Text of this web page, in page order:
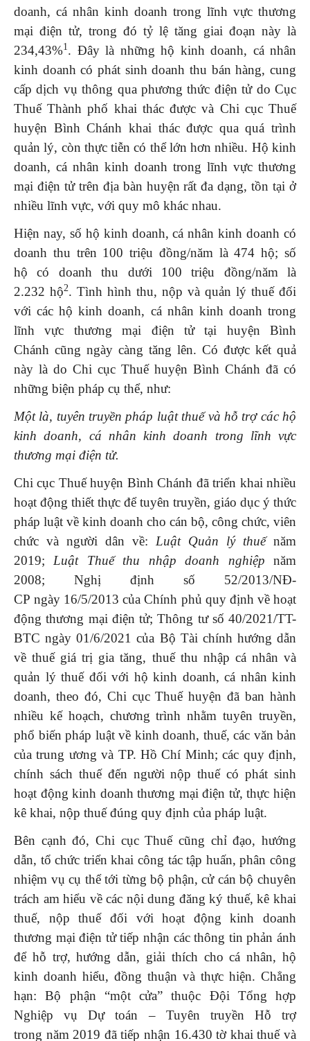
doanh, cá nhân kinh doanh trong lĩnh vực thương
mại điện tử, trong đó tỷ lệ tăng giai đoạn này là
234,43%1. Đây là những hộ kinh doanh, cá nhân
kinh doanh có phát sinh doanh thu bán hàng, cung
cấp dịch vụ thông qua phương thức điện tử do Cục
Thuế Thành phố khai thác được và Chi cục Thuế
huyện Bình Chánh khai thác được qua quá trình
quản lý, còn thực tiễn có thể lớn hơn nhiều. Hộ kinh
doanh, cá nhân kinh doanh trong lĩnh vực thương
mại điện tử trên địa bàn huyện rất đa dạng, tồn tại ở
nhiều lĩnh vực, với quy mô khác nhau.
Hiện nay, số hộ kinh doanh, cá nhân kinh doanh có
doanh thu trên 100 triệu đồng/năm là 474 hộ; số
hộ có doanh thu dưới 100 triệu đồng/năm là
2.232 hộ2. Tình hình thu, nộp và quản lý thuế đối
với các hộ kinh doanh, cá nhân kinh doanh trong
lĩnh vực thương mại điện tử tại huyện Bình
Chánh cũng ngày càng tăng lên. Có được kết quả
này là do Chi cục Thuế huyện Bình Chánh đã có
những biện pháp cụ thể, như:
Mộtlà, tuyên truyền pháp luật thuế và hỗ trợ các hộ
kinh doanh, cá nhân kinh doanh trong lĩnh vực
thương mại điện tử.
Chi cục Thuế huyện Bình Chánh đã triển khai nhiều
hoạt động thiết thực để tuyên truyền, giáo dục ý thức
pháp luật về kinh doanh cho cán bộ, công chức, viên
chức và người dân về: Luật Quản lý thuếnăm
2019; Luật Thuế thu nhập doanh nghiệp năm
2008; Nghị định số 52/2013/NĐ-
CP ngày 16/5/2013 của Chính phủ quy định về hoạt
động thương mại điện tử; Thông tư số 40/2021/TT-
BTC ngày 01/6/2021 của Bộ Tài chính hướng dẫn
về thuế giá trị gia tăng, thuế thu nhập cá nhân và
quản lý thuế đối với hộ kinh doanh, cá nhân kinh
doanh, theo đó, Chi cục Thuế huyện đã ban hành
nhiều kế hoạch, chương trình nhằm tuyên truyền,
phổ biến pháp luật về kinh doanh, thuế, các văn bản
của trung ương và TP. Hồ Chí Minh; các quy định,
chính sách thuế đến người nộp thuế có phát sinh
hoạt động kinh doanh thương mại điện tử, thực hiện
kê khai, nộp thuế đúng quy định của pháp luật.
Bên cạnh đó, Chi cục Thuế cũng chỉ đạo, hướng
dẫn, tổ chức triển khai công tác tập huấn, phân công
nhiệm vụ cụ thể tới từng bộ phận, cử cán bộ chuyên
trách am hiểu về các nội dung đăng ký thuế, kê khai
thuế, nộp thuế đối với hoạt động kinh doanh
thương mại điện tử tiếp nhận các thông tin phản ánh
để hỗ trợ, hướng dẫn, giải thích cho cá nhân, hộ
kinh doanh hiểu, đồng thuận và thực hiện. Chẳng
hạn: Bộ phận “một cửa” thuộc Đội Tổng hợp
Nghiệp vụ Dự toán – Tuyên truyền Hỗ trợ
trong năm 2019 đã tiếp nhận 16.430 tờ khai thuế và